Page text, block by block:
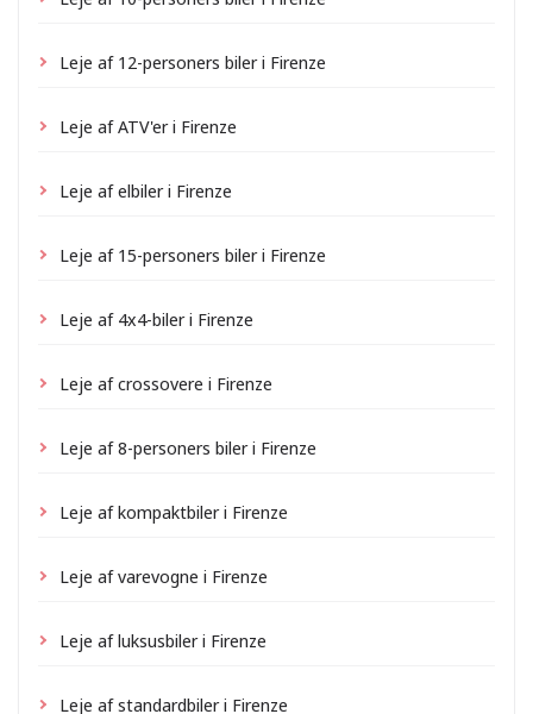
Leje af 12-personers biler i Firenze
Leje af ATV'er i Firenze
Leje af elbiler i Firenze
Leje af 15-personers biler i Firenze
Leje af 4x4-biler i Firenze
Leje af crossovere i Firenze
Leje af 8-personers biler i Firenze
Leje af kompaktbiler i Firenze
Leje af varevogne i Firenze
Leje af luksusbiler i Firenze
Leje af standardbiler i Firenze